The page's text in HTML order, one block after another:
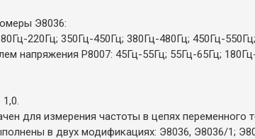
Э8036:
220Гц; 350Гц-450Гц; 380Гц-480Гц; 450Гц-
напряжения Р8007: 45Гц-55Гц; 55Гц-65Гц;
для измерения частоты в цепях
в двух модификациях: Э8036, Э8036/1;